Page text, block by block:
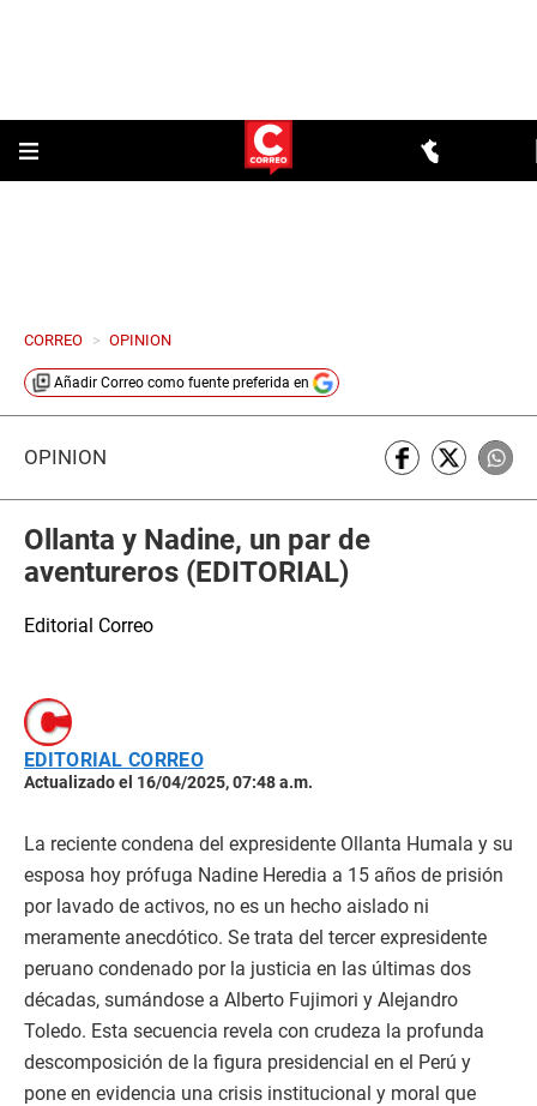
CORREO > OPINION
Añadir Correo como fuente preferida en
OPINIÓN
Ollanta y Nadine, un par de
aventureros (EDITORIAL)
Editorial Correo
EDITORIAL CORREO
Actualizado el 16/04/2025, 07:48 a.m.
La reciente condena del expresidente Ollanta Humala y su
esposa hoy prófuga Nadine Heredia a 15 años de prisión
por lavado de activos, no es un hecho aislado ni
meramente anecdótico. Se trata del tercer expresidente
peruano condenado por la justicia en las últimas dos
décadas, sumándose a Alberto Fujimori y Alejandro
Toledo. Esta secuencia revela con crudeza la profunda
descomposición de la figura presidencial en el Perú y
pone en evidencia una crisis institucional y moral que